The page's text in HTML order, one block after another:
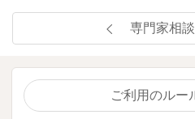
乳幼児期にお子さんがマイペース
しゃることは良いことだと思いま
ていってくださいね。
専門家相
ご利用のルー